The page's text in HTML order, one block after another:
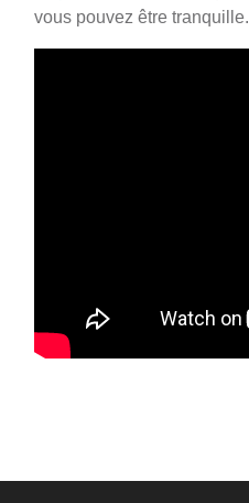
vous pouvez être tranquille.